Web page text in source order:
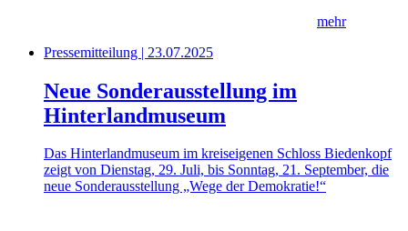
mehr
Pressemitteilung | 23.07.2025
Neue Sonderausstellung im
Hinterlandmuseum
Das Hinterlandmuseum im kreiseigenen Schloss Biedenkopf
zeigt von Dienstag, 29. Juli, bis Sonntag, 21. September, die
neue Sonderausstellung „Wege der Demokratie!“